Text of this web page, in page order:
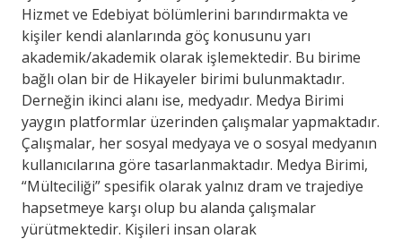
Hizmet ve Edebiyat bölümlerini barındırmakta ve
kişiler kendi alanlarında göç konusunu yarı
akademik/akademik olarak işlemektedir. Bu birime
bağlı olan bir de Hikayeler birimi bulunmaktadır.
Derneğin ikinci alanı ise, medyadır. Medya Birimi
yaygın platformlar üzerinden çalışmalar yapmaktadır.
Çalışmalar, her sosyal medyaya ve o sosyal medyanın
kullanıcılarına göre tasarlanmaktadır. Medya Birimi,
“Mülteciliği” spesifik olarak yalnız dram ve trajediye
hapsetmeye karşı olup bu alanda çalışmalar
yürütmektedir. Kişileri insan olarak